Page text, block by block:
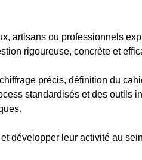
artisans ou professionnels
rigoureuse, concrète et
précis, définition du
standardisés et des outils
développer leur activité au